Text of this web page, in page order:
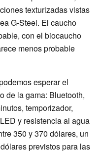
texturizadas vistas
G-Steel. El caucho
con el biocaucho
menos probable
esperar el
de la gama: Bluetooth,
temporizador,
y resistencia al agua
350 y 370 dólares, un
previstos para las